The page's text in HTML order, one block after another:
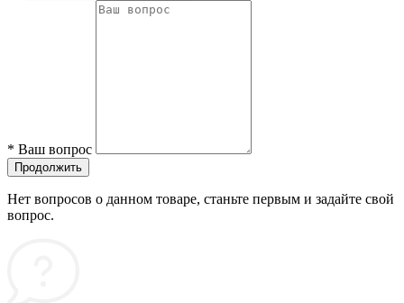
* Ваш вопрос
Продолжить
Нет вопросов о данном товаре, станьте первым и задайте свой
вопрос.